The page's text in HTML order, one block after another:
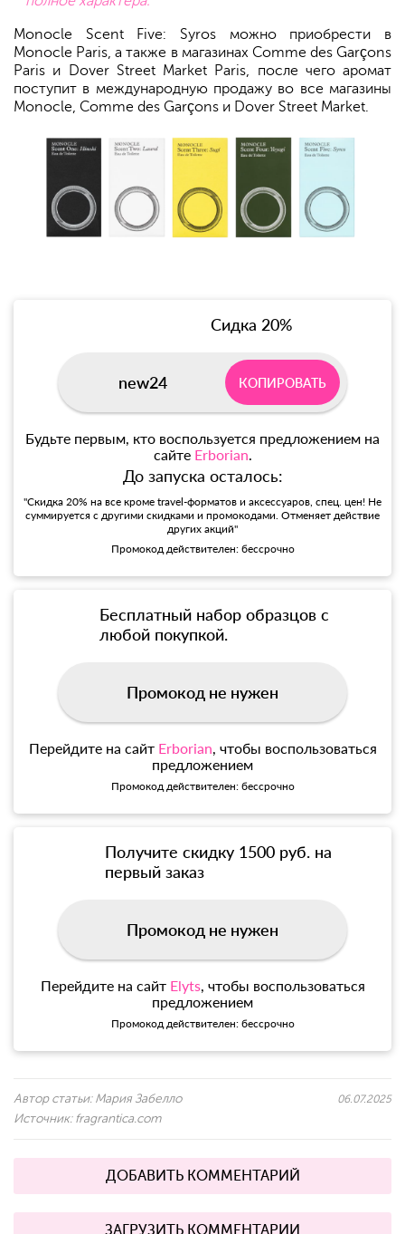
Monocle Scent Five: Syros можно приобрести в
Monocle Paris, а также в магазинах Comme des Garçons
Paris и Dover Street Market Paris, после чего аромат
поступит в международную продажу во все магазины
Monocle, Comme des Garçons и Dover Street Market.
Сидка 20%
new24 КОПИРОВАТЬ
Будьте первым, кто воспользуется предложением на
сайте Erborian.
До запуска осталось:
"Скидка 20% на все кроме travel-форматов и аксессуаров, спец. цен! Не
суммируется с другими скидками и промокодами. Отменяет действие
других акций"
Промокод действителен: бессрочно
Бесплатный набор образцов с
любой покупкой.
Промокод не нужен
Перейдите на сайт Erborian, чтобы воспользоваться
предложением
Промокод действителен: бессрочно
Получите скидку 1500 руб. на
первый заказ
Промокод не нужен
Перейдите на сайт Elyts, чтобы воспользоваться
предложением
Промокод действителен: бессрочно
Автор статьи: Мария Забелло
Источник: fragrantica.com
06.07.2025
ДОБАВИТЬ КОММЕНТАРИЙ
ЗАГРУЗИТЬ КОММЕНТАРИИ